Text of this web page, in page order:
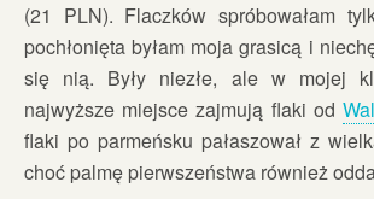
(21 PLN). Flaczków spróbowałam
pochłonięta byłam moja grasicą i
się nią. Były niezłe, ale w mojej
najwyższe miejsce zajmują flaki od
flaki po parmeńsku pałaszował z
choć palmę pierwszeństwa również